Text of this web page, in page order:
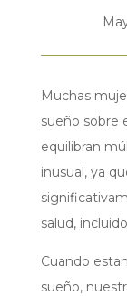
Muchas
sueño sobre
equilibran
inusual, ya
salud,
Cuando
sueño,